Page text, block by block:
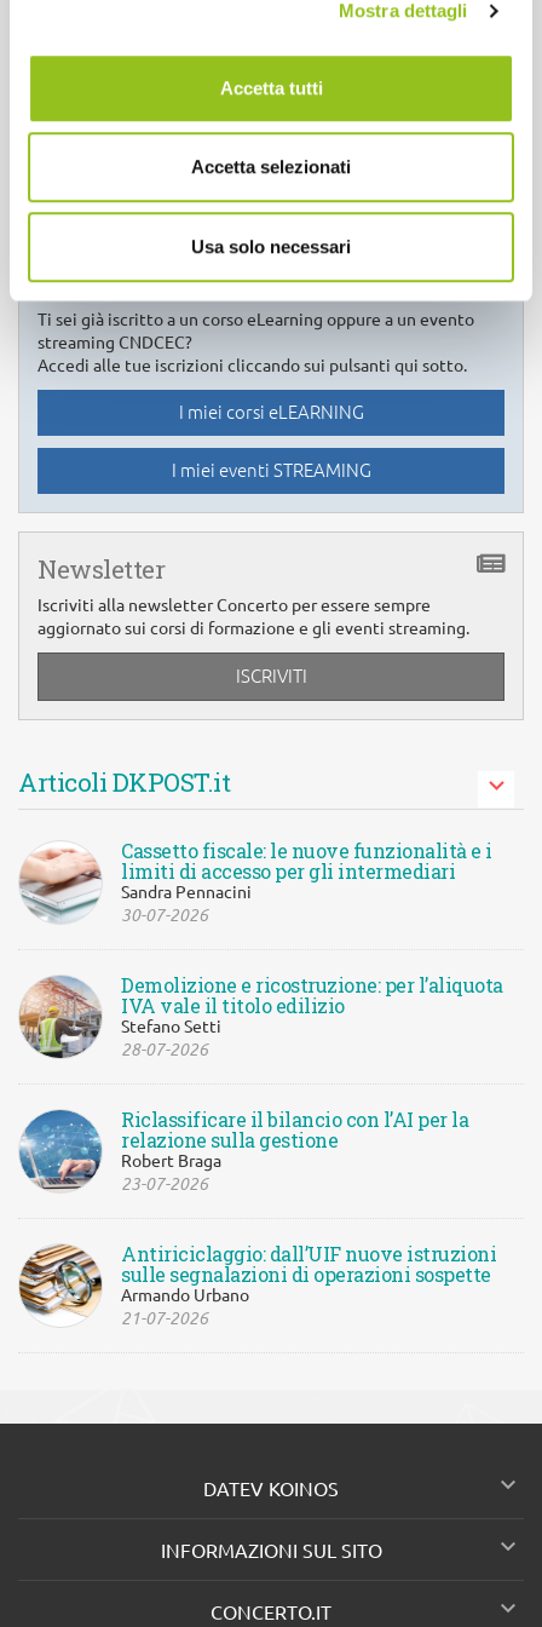
Mostra dettagli
Accetta tutti
Accetta selezionati
Usa solo necessari
streaming Concerto?
Accedi alle tue iscrizioni cliccando sui pulsanti qui sotto.
I miei corsi eLEARNING
CNDCEC
Ti sei già iscritto a un corso eLearning oppure a un evento
streaming CNDCEC?
Accedi alle tue iscrizioni cliccando sui pulsanti qui sotto.
I miei corsi eLEARNING
I miei eventi STREAMING
Newsletter
Iscriviti alla newsletter Concerto per essere sempre
aggiornato sui corsi di formazione e gli eventi streaming.
ISCRIVITI
Articoli DKPOST.it
Cassetto fiscale: le nuove funzionalità e i
limiti di accesso per gli intermediari
Sandra Pennacini
30-07-2026
Demolizione e ricostruzione: per l’aliquota
IVA vale il titolo edilizio
Stefano Setti
28-07-2026
Riclassificare il bilancio con l’AI per la
relazione sulla gestione
Robert Braga
23-07-2026
Antiriciclaggio: dall’UIF nuove istruzioni
sulle segnalazioni di operazioni sospette
Armando Urbano
21-07-2026
DATEV KOINOS 
INFORMAZIONI SUL SITO 
CONCERTO.IT 